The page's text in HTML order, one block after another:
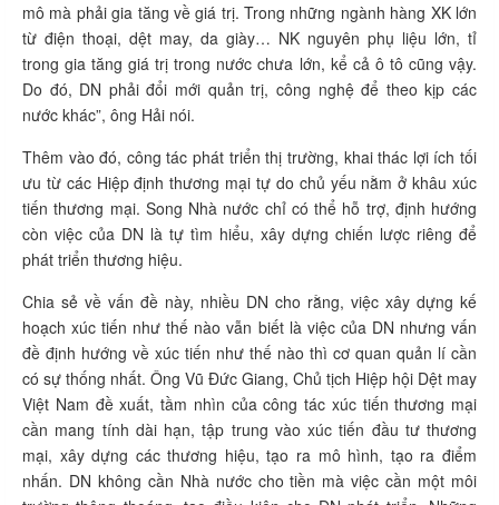
mô mà phải gia tăng về giá trị. Trong những ngành hàng XK lớn
từ điện thoại, dệt may, da giày… NK nguyên phụ liệu lớn, tỉ
trong gia tăng giá trị trong nước chưa lớn, kể cả ô tô cũng vậy.
Do đó, DN phải đổi mới quản trị, công nghệ để theo kịp các
nước khác”, ông Hải nói.
Thêm vào đó, công tác phát triển thị trường, khai thác lợi ích tối
ưu từ các Hiệp định thương mại tự do chủ yếu nằm ở khâu xúc
tiến thương mại. Song Nhà nước chỉ có thể hỗ trợ, định hướng
còn việc của DN là tự tìm hiểu, xây dựng chiến lược riêng để
phát triển thương hiệu.
Chia sẻ về vấn đề này, nhiều DN cho rằng, việc xây dựng kế
hoạch xúc tiến như thế nào vẫn biết là việc của DN nhưng vấn
đề định hướng về xúc tiến như thế nào thì cơ quan quản lí cần
có sự thống nhất. Ông Vũ Đức Giang, Chủ tịch Hiệp hội Dệt may
Việt Nam đề xuất, tầm nhìn của công tác xúc tiến thương mại
cần mang tính dài hạn, tập trung vào xúc tiến đầu tư thương
mại, xây dựng các thương hiệu, tạo ra mô hình, tạo ra điểm
nhấn. DN không cần Nhà nước cho tiền mà việc cần một môi